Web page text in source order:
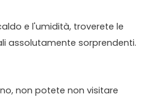
e l'umidità, troverete le
assolutamente sorprendenti.
non potete non visitare